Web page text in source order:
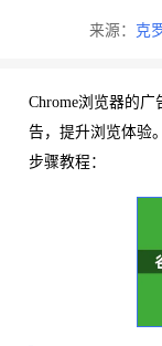
来源： 克
Chrome浏览器的
告，提升浏览体验
步骤教程：